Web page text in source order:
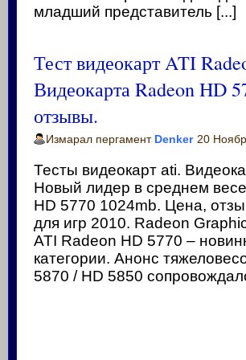
младший представитель [...]
Тест видеокарт ATI
Видеокарта Radeon HD
отзывы.
Измарал пергамент Denker 20
Тесты видеокарт ati.
Новый лидер в среднем
HD 5770 1024mb. Цена,
для игр 2010. Radeon
ATI Radeon HD 5770 –
категории. Анонс
5870 / HD 5850